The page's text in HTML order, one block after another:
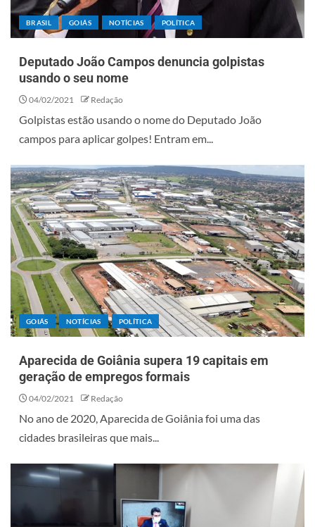
BRASIL GOIÁS NOTÍCIAS POLÍTICA
Deputado João Campos denuncia golpistas
usando o seu nome
04/02/2021 Redação
Golpistas estão usando o nome do Deputado João
campos para aplicar golpes! Entram em...
GOIÁS NOTÍCIAS POLÍTICA
Aparecida de Goiânia supera 19 capitais em
geração de empregos formais
04/02/2021 Redação
No ano de 2020, Aparecida de Goiânia foi uma das
cidades brasileiras que mais...